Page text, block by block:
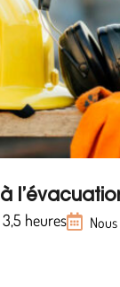
heures